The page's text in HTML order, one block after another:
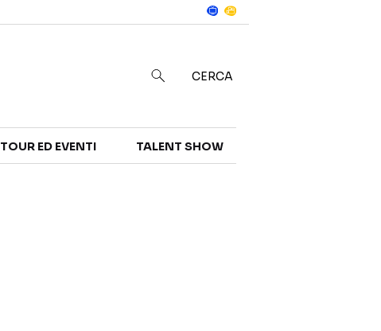
CERCA
TOUR ED EVENTI TALENT SHOW